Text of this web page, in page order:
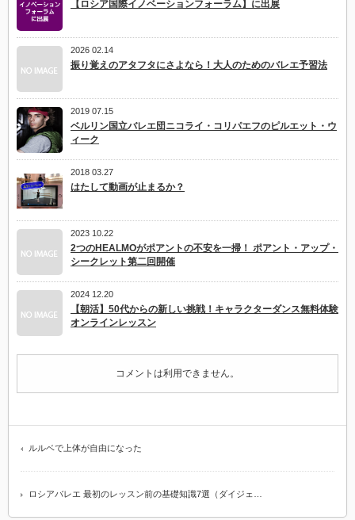
【ロシア国際イノベーションフォーラム】に出展
2026 02.14
振り覚えのアタフタにさよなら！大人のためのバレエ予習法
2019 07.15
ベルリン国立バレエ団ニコライ・コリパエフのピルエット・ウ
ィーク
2018 03.27
はたして動画が止まるか？
2023 10.22
2つのHEALMOがポアントの不安を一掃！ ポアント・アップ・
シークレット第二回開催
2024 12.20
【朝活】50代からの新しい挑戦！キャラクターダンス無料体験
オンラインレッスン
コメントは利用できません。
ルルベで上体が自由になった
ロシアバレエ 最初のレッスン前の基礎知識7選（ダイジェ…